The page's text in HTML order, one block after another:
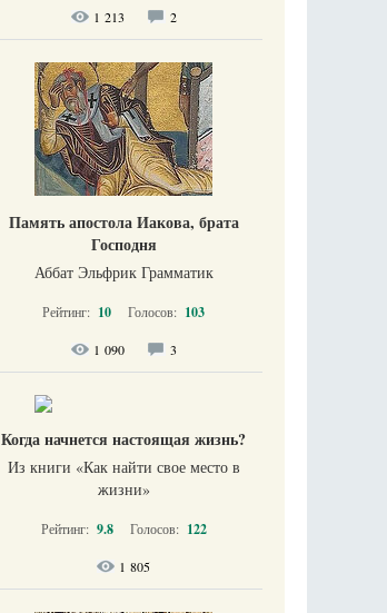
1 213 2
Память апостола Иакова, брата
Господня
Аббат Эльфрик Грамматик
Рейтинг: 10 Голосов: 103
1 090 3
Когда начнется настоящая жизнь?
Из книги «Как найти свое место в
жизни​»
Рейтинг: 9.8 Голосов: 122
1 805